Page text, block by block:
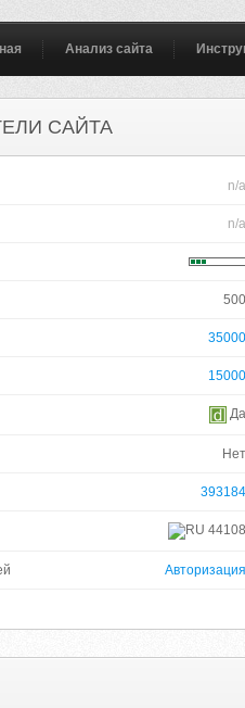
Анализ сайта
САЙТА
n/a
n/a
500
35000
15000
Да
Нет
393184
44108
Авторизация